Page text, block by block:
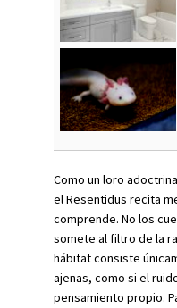
Como un loro
el Resentidus recita
comprende. No los
somete al filtro de la
hábitat consiste
ajenas, como si el
pensamiento propio.